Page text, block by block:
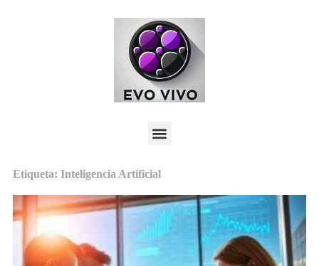
Etiqueta: Inteligencia Artificial